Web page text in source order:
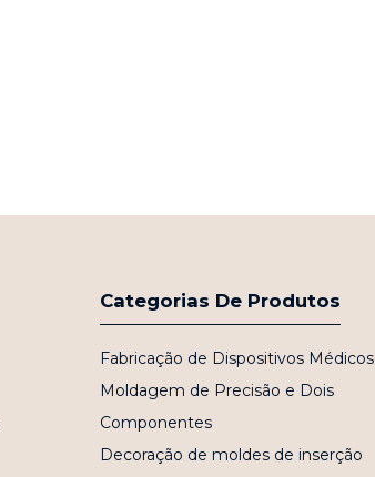
Categorias De Produtos
Fabricação de Dispositivos Médicos
Moldagem de Precisão e Dois
Componentes
Decoração de moldes de inserção